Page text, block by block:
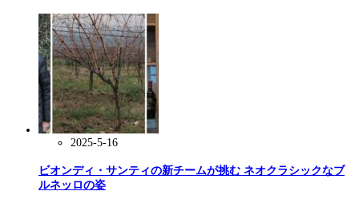
2025-5-16
ビオンディ・サンティの新チームが挑む ネオクラシックなブ
ルネッロの姿